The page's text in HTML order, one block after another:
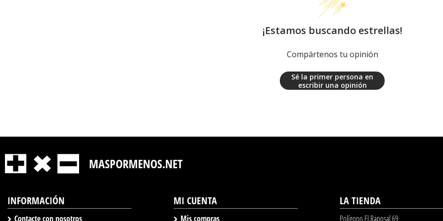
¡Estamos buscando estrellas!
Compártenos tu opinión
Sé la primer persona en
escribir una opinión
MASPORMENOS.NET
INFORMACIÓN
Contacte con nosotros
MI CUENTA
Mis compras
LA TIENDA
Polígono El Raposal 69